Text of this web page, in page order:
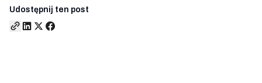
Udostępnij ten post